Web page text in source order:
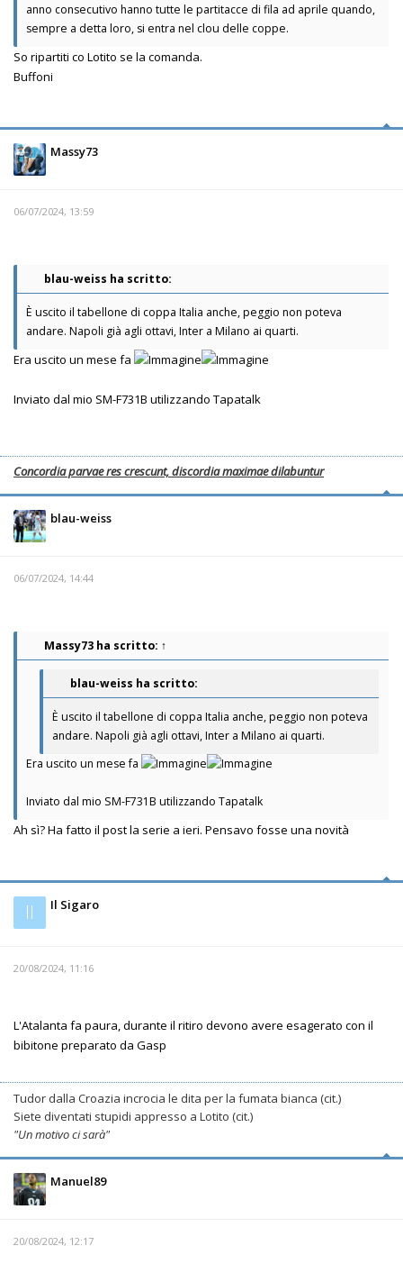
anno consecutivo hanno tutte le partitacce di fila ad aprile quando,
sempre a detta loro, si entra nel clou delle coppe.
So ripartiti co Lotito se la comanda.
Buffoni
Massy73
06/07/2024, 13:59
blau-weiss ha scritto:
È uscito il tabellone di coppa Italia anche, peggio non poteva
andare. Napoli già agli ottavi, Inter a Milano ai quarti.
Era uscito un mese fa
Inviato dal mio SM-F731B utilizzando Tapatalk
Concordia parvae res crescunt, discordia maximae dilabuntur
blau-weiss
06/07/2024, 14:44
Massy73 ha scritto: ↑
blau-weiss ha scritto:
È uscito il tabellone di coppa Italia anche, peggio non poteva
andare. Napoli già agli ottavi, Inter a Milano ai quarti.
Era uscito un mese fa
Inviato dal mio SM-F731B utilizzando Tapatalk
Ah sì? Ha fatto il post la serie a ieri. Pensavo fosse una novità
Il Il Sigaro
20/08/2024, 11:16
L'Atalanta fa paura, durante il ritiro devono avere esagerato con il
bibitone preparato da Gasp
Tudor dalla Croazia incrocia le dita per la fumata bianca (cit.)
Siete diventati stupidi appresso a Lotito (cit.)
"Un motivo ci sarà"
Manuel89
20/08/2024, 12:17